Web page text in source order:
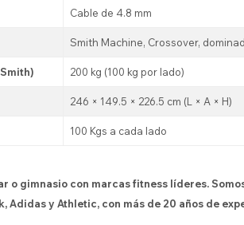
Cable de 4.8 mm
Smith Machine, Crossover,
200 kg (100 kg por lado)
246 × 149.5 × 226.5 cm (L × A × H)
100 Kgs a cada lado
o gimnasio con marcas fitness líderes.
Adidas y Athletic, con más de 20 años de